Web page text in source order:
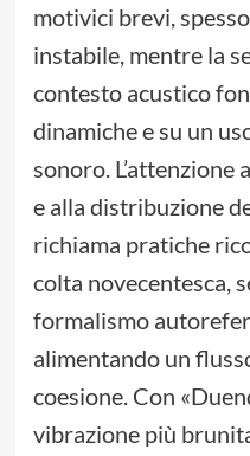
motivici brevi,
instabile, mentre la
contesto acustico
dinamiche e su un
sonoro. L’attenzione
e alla distribuzione
richiama pratiche
colta novecentesca,
formalismo
alimentando un
coesione. Con
vibrazione più